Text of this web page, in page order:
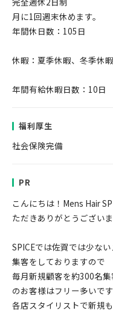
月に1回週末休めます。
年間休日数：105日
休暇：夏季休暇、冬季休暇
年間有給休暇日数：10日
福利厚生
社会保険完備
PR
こんにちは！Mens Hair
ただきありがとうございま
SPICEでは佐賀では少な
集客をしておりますので
毎月新規顧客を約300名
のお客様はフリー多いで
各店スタイリストで新規